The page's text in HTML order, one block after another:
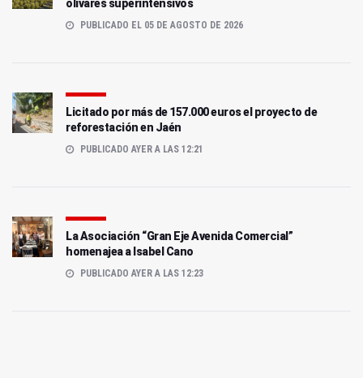
olivares superintensivos
PUBLICADO EL 05 DE AGOSTO DE 2026
Licitado por más de 157.000 euros el proyecto de
reforestación en Jaén
PUBLICADO AYER A LAS 12:21
La Asociación “Gran Eje Avenida Comercial”
homenajea a Isabel Cano
PUBLICADO AYER A LAS 12:23